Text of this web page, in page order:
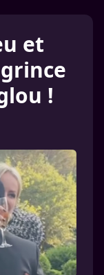
et
!